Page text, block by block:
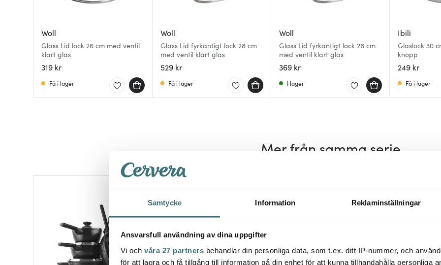
Samtycke Information Reklaminställningar
Ansvarsfull användning av dina uppgifter
Vi och våra 27 partners behandlar din personliga data, som t.ex. ditt IP-nummer, och
för att lagra och få tillgång till information på din enhet för att kunna tillhandahålla personliga
Woll
Glass Lid lock 26 cm med ventil
klart glas
319 kr
Få i lager
Woll
Glass Lid fyrkantigt lock 28 cm
med ventil klart glas
529 kr
Få i lager
Woll
Glass Lid fyrkantigt lock 26 cm
med ventil klart glas
369 kr
I lager
Ibili
Glaslock 30
knopp
249 kr
Få i lager
Mer från samma serie